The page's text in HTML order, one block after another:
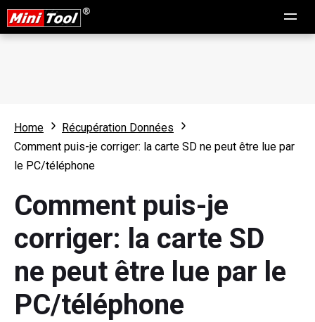
Home
Récupération Données
Comment puis-je corriger: la carte SD ne peut être lue par
le PC/téléphone
Comment puis-je
corriger: la carte SD
ne peut être lue par le
PC/téléphone